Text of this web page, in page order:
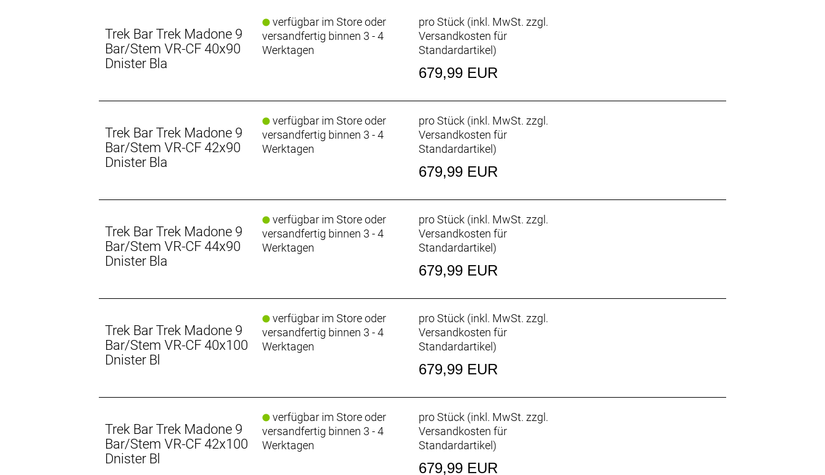
Trek Bar Trek Madone 9
Bar/Stem VR-CF 40x90
Dnister Bla
verfügbar im Store oder
versandfertig binnen 3 - 4
Werktagen
pro Stück (inkl. MwSt. zzgl.
Versandkosten für
Standardartikel)
679,99 EUR
Trek Bar Trek Madone 9
Bar/Stem VR-CF 42x90
Dnister Bla
verfügbar im Store oder
versandfertig binnen 3 - 4
Werktagen
pro Stück (inkl. MwSt. zzgl.
Versandkosten für
Standardartikel)
679,99 EUR
Trek Bar Trek Madone 9
Bar/Stem VR-CF 44x90
Dnister Bla
verfügbar im Store oder
versandfertig binnen 3 - 4
Werktagen
pro Stück (inkl. MwSt. zzgl.
Versandkosten für
Standardartikel)
679,99 EUR
Trek Bar Trek Madone 9
Bar/Stem VR-CF 40x100
Dnister Bl
verfügbar im Store oder
versandfertig binnen 3 - 4
Werktagen
pro Stück (inkl. MwSt. zzgl.
Versandkosten für
Standardartikel)
679,99 EUR
Trek Bar Trek Madone 9
Bar/Stem VR-CF 42x100
Dnister Bl
verfügbar im Store oder
versandfertig binnen 3 - 4
Werktagen
pro Stück (inkl. MwSt. zzgl.
Versandkosten für
Standardartikel)
679,99 EUR